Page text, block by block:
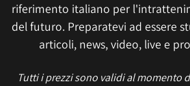
riferimento italiano per
del futuro. Preparatevi ad essere
articoli, news, video, live e
Tutti i prezzi sono validi al momento